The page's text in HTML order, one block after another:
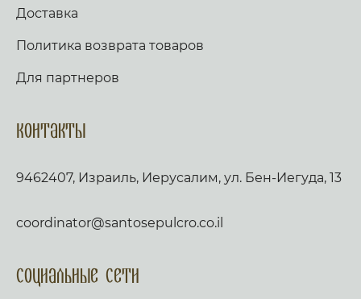
Доставка
Политика возврата товаров
Для партнеров
Контакты
9462407, Израиль, Иерусалим, ул. Бен-Иегуда, 13
coordinator@santosepulcro.co.il
Социальные сети